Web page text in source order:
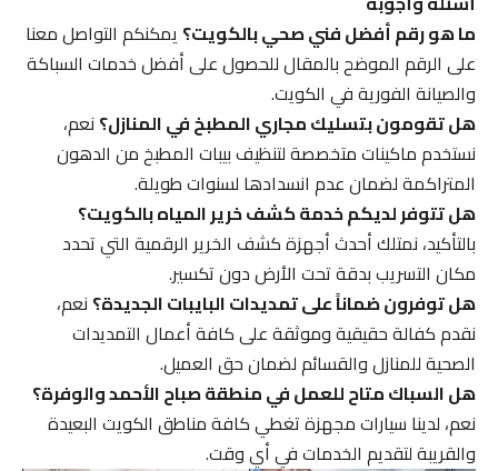
ما هو رقم أفضل فني صحي بالكويت؟يمكنكم التواصل معنا
على الرقم الموضح بالمقال للحصول على أفضل خدمات السباكة
والصيانة الفورية في الكويت.
هل تقومون بتسليك مجاري المطبخ في المنازل؟نعم،
نستخدم ماكينات متخصصة لتنظيف بيبات المطبخ من الدهون
المتراكمة لضمان عدم انسدادها لسنوات طويلة.
هل تتوفر لديكم خدمة كشف خرير المياه بالكويت؟
بالتأكيد، نمتلك أحدث أجهزة كشف الخرير الرقمية التي تحدد
مكان التسريب بدقة تحت الأرض دون تكسير.
هل توفرون ضماناً على تمديدات البايبات الجديدة؟نعم،
نقدم كفالة حقيقية وموثقة على كافة أعمال التمديدات
الصحية للمنازل والقسائم لضمان حق العميل.
هل السباك متاح للعمل في منطقة صباح الأحمد والوفرة؟
نعم، لدينا سيارات مجهزة تغطي كافة مناطق الكويت البعيدة
والقريبة لتقديم الخدمات في أي وقت.